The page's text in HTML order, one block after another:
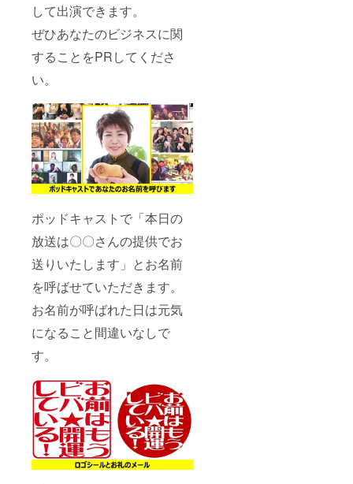
して出演できます。
ぜひあなたのビジネスに関
することをPRしてくださ
い。
ポッドキャストで「本日の
放送は〇〇さんの提供でお
送りいたします」とお名前
を呼ばせていただきます。
お名前が呼ばれた日は元気
になること間違いなしで
す。